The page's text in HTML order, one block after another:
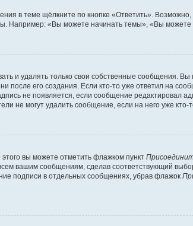
в теме щёлкните по кнопке «Ответить». Возможно,
Например: «Вы можете начинать темы», «Вы можете
и удалять только свои собственные сообщения.
после его создания. Если кто-то уже ответил на
не появляется, если сообщение редактировал
не могут удалить сообщение, если на него уже кто-
вы можете отметить флажком пункт
вашим сообщениям, сделав соответствующий
подписи в отдельных сообщениях, убрав флажок